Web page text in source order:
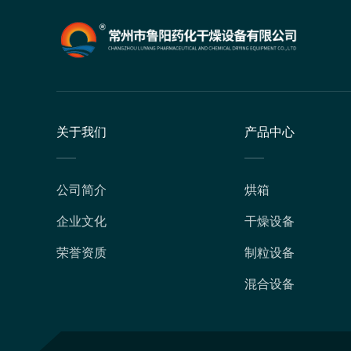
关于我们
公司简介
企业文化
荣誉资质
产品中心
烘箱
干燥设备
制粒设备
混合设备